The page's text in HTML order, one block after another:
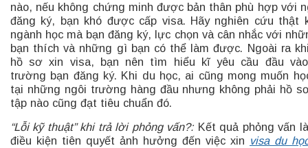
nào, nếu không chứng minh được bản thân phù hợp với
đăng ký, bạn khó được cấp visa. Hãy nghiên cứu thật
ngành học mà bạn đăng ký, lực chọn và cân nhắc với
bạn thích và những gì bạn có thể làm được. Ngoài ra
hồ sơ xin visa, bạn nên tìm hiểu kĩ yêu cầu đầu
trường bạn đăng ký. Khi du học, ai cũng mong muốn
tại những ngôi trường hàng đầu nhưng không phải hồ
tập nào cũng đạt tiêu chuẩn đó.
“Lỗi kỹ thuật” khi trả lời phỏng vấn?: Kết quả phỏng vấn
điều kiện tiên quyết ảnh hưởng đến việc xin visa du